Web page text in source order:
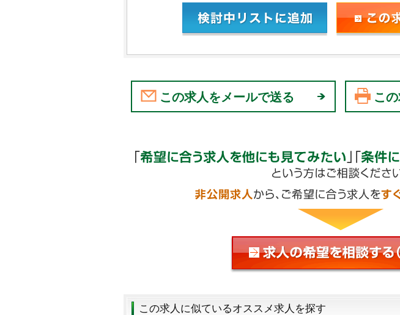
この求人をメールで送る こ
この求人に似ているオススメ求人を探す